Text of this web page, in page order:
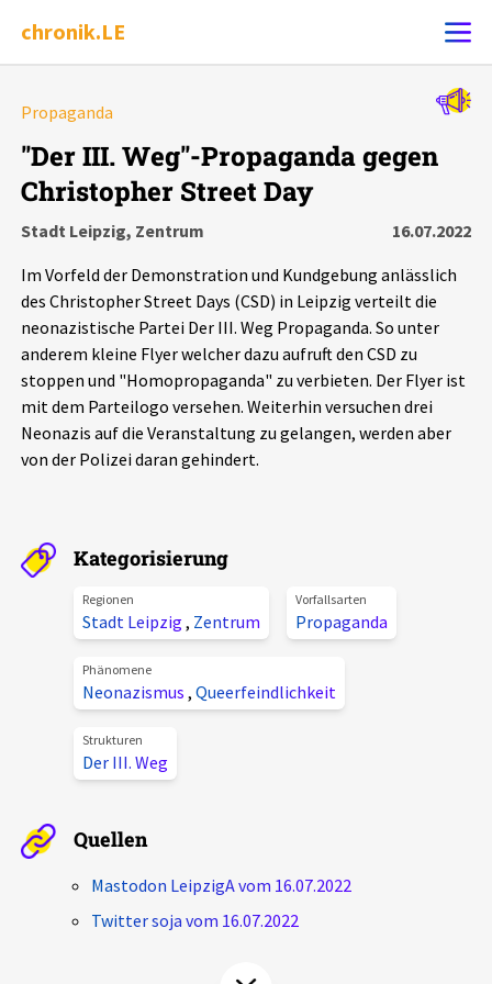
chronik.LE
Chronik
Leipziger Zustände
Schlaglichter
Phänomene
Alle Beiträge
Veranstaltungen
Pressemitteilungen
Podcasts
Projektbeschreibung
Kontakt
Unterstützer_innen
Spenden
chronik.LE in der Presse
Propaganda
"Der III. Weg"-Propaganda gegen
Christopher Street Day
Stadt Leipzig, Zentrum
16.07.2022
Im Vorfeld der Demonstration und Kundgebung anlässlich
des Christopher Street Days (CSD) in Leipzig verteilt die
neonazistische Partei Der III. Weg Propaganda. So unter
anderem kleine Flyer welcher dazu aufruft den CSD zu
stoppen und "Homopropaganda" zu verbieten. Der Flyer ist
mit dem Parteilogo versehen. Weiterhin versuchen drei
Neonazis auf die Veranstaltung zu gelangen, werden aber
von der Polizei daran gehindert.
Kategorisierung
Regionen
Stadt Leipzig , Zentrum
Vorfallsarten
Propaganda
Phänomene
Neonazismus , Queerfeindlichkeit
Strukturen
Der III. Weg
Quellen
Mastodon LeipzigA vom 16.07.2022
Twitter soja vom 16.07.2022
Alle Ereignisse
7502
Ereignisse Statistik